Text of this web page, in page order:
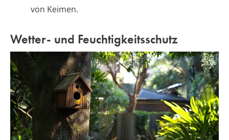
von Keimen.
Wetter- und Feuchtigkeitsschutz